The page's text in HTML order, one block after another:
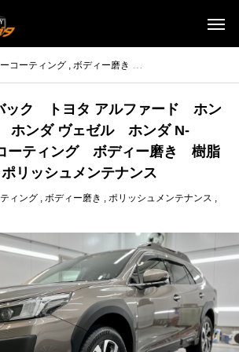
コーティング ボディー磨き ポリッシュメンテナン
ック トヨタ アルファード ホン
ホンダ ヴェゼル ホンダ N-
ーティング ボディー磨き 樹脂
リッシュメンテナンス
ィング ボディー磨き
ポリッシュメンテナンス